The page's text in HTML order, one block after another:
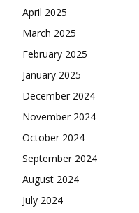
April 2025
March 2025
February 2025
January 2025
December 2024
November 2024
October 2024
September 2024
August 2024
July 2024